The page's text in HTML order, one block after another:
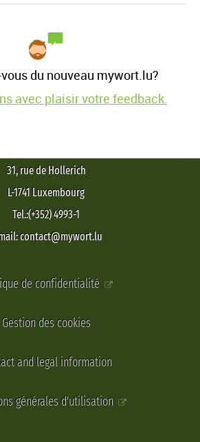
du nouveau mywort.lu?
avec plaisir votre feedback.
31, rue de Hollerich
L-1741 Luxembourg
Tel.:(+352) 4993-1
contact@mywort.lu
de confidentialité
Gestion des cookies
and legal information
générales d'utilisation